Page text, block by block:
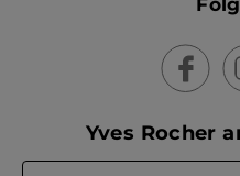
Yves Rocher